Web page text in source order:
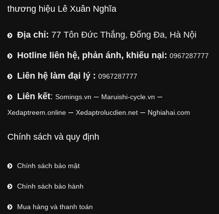
thương hiệu Lê Xuân Nghĩa
Địa chỉ: 77 Tôn Đức Thắng, Đống Đa, Hà Nội
Hotline liên hệ, phản ánh, khiếu nại: 0967287777
Liên hệ làm đại lý : 0967287777
Liên kết: Somings.vn – Maruishi-cycle.vn –
Xedaptreem.online – Xedaptrolucdien.net – Nghiahai.com
Chính sách và quy định
Chính sách bảo mật
Chính sách bảo hành
Mua hàng và thanh toán